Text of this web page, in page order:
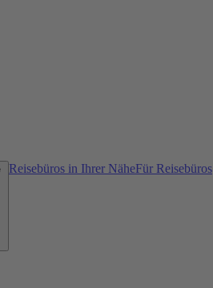
Reisebüros in Ihrer NäheFür Reisebüros